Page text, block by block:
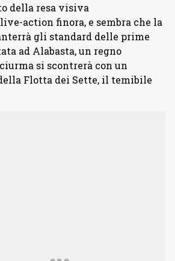
della resa visiva
action finora, e sembra che la
gli standard delle prime
ad Alabasta, un regno
si scontrerà con un
Flotta dei Sette, il temibile